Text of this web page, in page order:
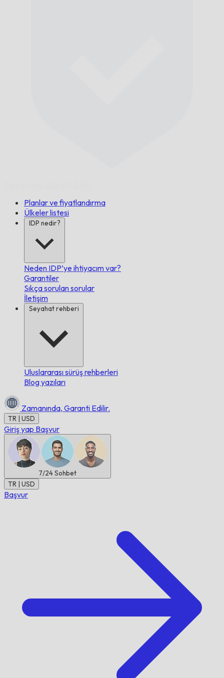
Planlar ve fiyatlandırma
Ülkeler listesi
IDP nedir?
Neden IDP’ye ihtiyacım var?
Garantiler
Sıkça sorulan sorular
İletişim
Seyahat rehberi
Uluslararası sürüş rehberleri
Blog yazıları
Zamanında, Garanti Edilir.
TR | USD
Giriş yap Başvur
7/24Sohbet
TR | USD
Başvur